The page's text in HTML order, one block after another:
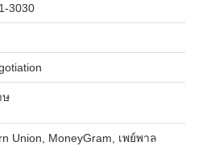
3030
ษ
Union, MoneyGram, เพย์พาล